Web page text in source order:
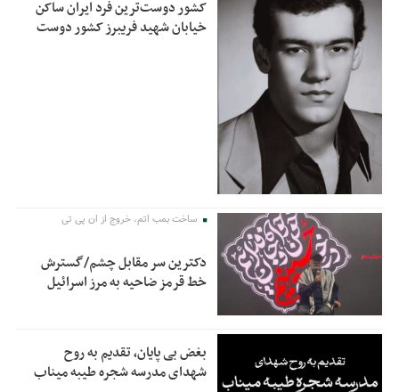
کشور دوست‌ترین فرد ایران ساکن
خیابان شهید فریبرز کشور دوست
ساخت بمب اتم، خروج از ان پی تی
دکترین سر مقابل چشم/گسترش
خط قرمز ضاحیه به مرز اسرائیل
بغض بی پایان، تقدیم به روح
شهدای مدرسه شجره طیبه میناب